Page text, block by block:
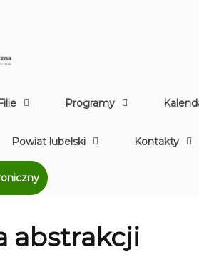
Filie Programy
Powiat lubelski Kontakty
abstrakcji